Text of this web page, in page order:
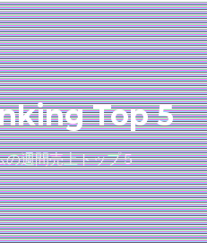
Top 5
の週間売上トップ５